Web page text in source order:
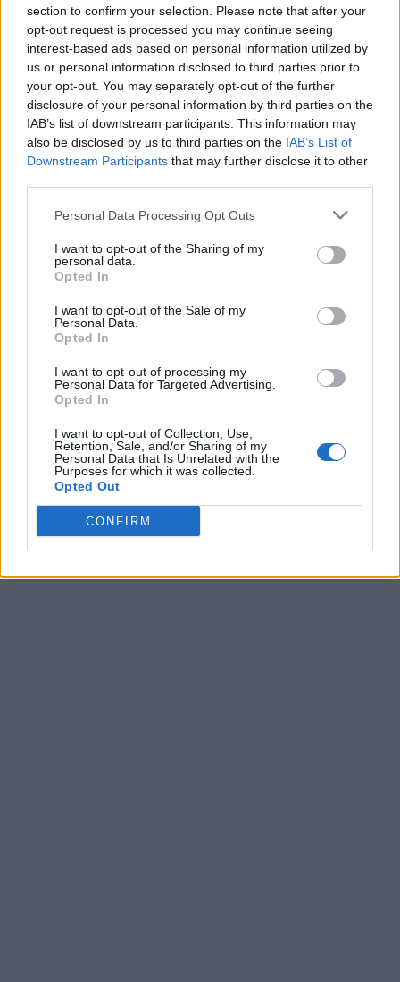
section to confirm your selection. Please note that after your
opt-out request is processed you may continue seeing
interest-based ads based on personal information utilized by
us or personal information disclosed to third parties prior to
your opt-out. You may separately opt-out of the further
disclosure of your personal information by third parties on the
IAB’s list of downstream participants. This information may
also be disclosed by us to third parties on the IAB’s List of
Downstream Participants that may further disclose it to other
Personal Data Processing Opt Outs
I want to opt-out of the Sharing of my
personal data.
Opted In
I want to opt-out of the Sale of my
Personal Data.
Opted In
I want to opt-out of processing my
Personal Data for Targeted Advertising.
Opted In
I want to opt-out of Collection, Use,
Retention, Sale, and/or Sharing of my
Personal Data that Is Unrelated with the
Purposes for which it was collected.
Opted Out
CONFIRM